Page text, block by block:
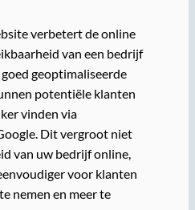
verbetert de online
van een bedrijf
geoptimaliseerde
potentiële klanten
vinden via
Dit vergroot niet
van uw bedrijf online,
voor klanten
nemen en meer te